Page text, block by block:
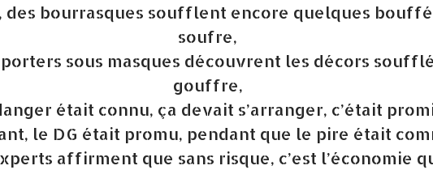
des bourrasques soufflent encore quelques
soufre,
sous masques découvrent les décors
gouffre,
était connu, ça devait s’arranger, c’était
le DG était promu, pendant que le pire était
affirment que sans risque, c’est l’économie